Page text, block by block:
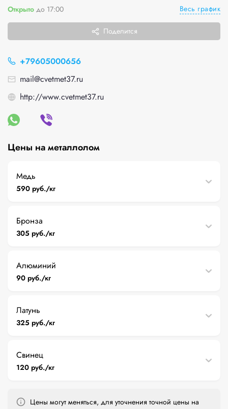
Открыто до 17:00 Весь график
Поделится
+79605000656
mail@cvetmet37.ru
http://www.cvetmet37.ru
Цены на металлолом
Медь
590 руб./кг
Бронза
305 руб./кг
Алюминий
90 руб./кг
Латунь
325 руб./кг
Свинец
120 руб./кг
Цены могут меняться, для уточнения точной цены на